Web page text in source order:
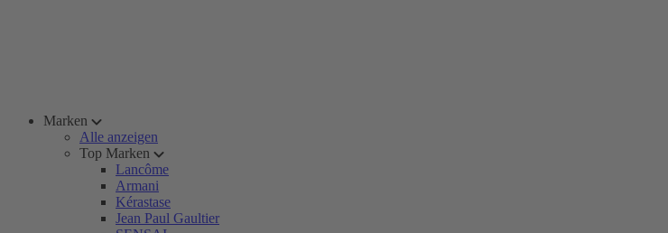
Marken
Alle anzeigen
Top Marken
Lancôme
Armani
Kérastase
Jean Paul Gaultier